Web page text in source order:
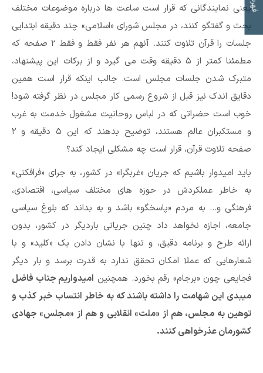
یعنی نمایندگانی که قرار است ساعت ها درباره موضوعات مختلف
بحث و گفتگو کنند، در مجلس شورای «اسلامی» چند دقیقه ابتدایی
جلسات را قرآن تلاوت کنند. آنهم هر نفر فقط و فقط ۲ صفحه که
مطمئنا کمتر از ۵ دقیقه وقت می گیرد و از برکات این پیشنهاد،
متبرک شدن جلسات مجلس است. جالب اینکه قرار است همین
دقایق اندک نیز قبل از شروع رسمی کار مجلس در نظر گرفته شود!
خوب است حضراتی که در لباس روحانیت مشغول خدمت به غرب
و مستکبران عالم هستند، توضیح بدهند که این ۵ دقیقه و ۲
صفحه تلاوت قرآن، قرار است چه مشکلی ایجاد کند؟
باید امیدوار باشیم که جریان «غربگرا» در کشور، به جرای «فرافکنی»
به خاطر عملکردش در حوزه های مختلف سیاسی، اقتصادی،
فرهنگی و… به مردم «پاسخگو» باشد و به بداند که بلوغ سیاسی
جامعه، اجازه نخواهد داد چنین جریانی باردیگر در کشور، بدون
ارائه طرح و برنامه دقیق، و تنها با نشان دادن یک «کلید» و با
شعارهایی که عملا امکان تحقق ندارد به قدرت برسد و بار دیگر
فجایعی چون «برجام» رقم بخورد. همچنین امیدواریم جناب فاضل
میبدی این شهامت را داشته باشند که به خاطر انتساب خبر کذب و
توهین به مجلس، هم از «ملت» انقلابی و هم از «مجلس» جهادی
کشورمان عذرخواهی کنند.